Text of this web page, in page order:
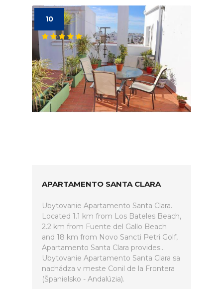
10
APARTAMENTO SANTA CLARA
Ubytovanie Apartamento Santa Clara.
Located 1.1 km from Los Bateles Beach,
2.2 km from Fuente del Gallo Beach
and 18 km from Novo Sancti Petri Golf,
Apartamento Santa Clara provides...
Ubytovanie Apartamento Santa Clara sa
nachádza v meste Conil de la Frontera
(Španielsko - Andalúzia).